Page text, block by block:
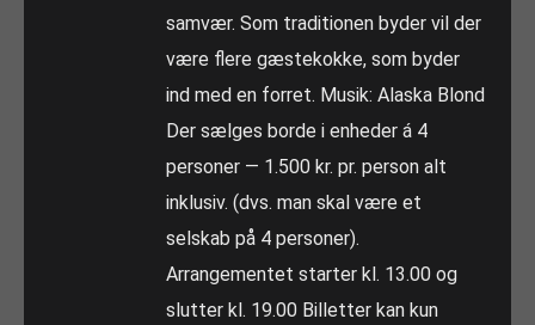
samvær. Som traditionen byder vil der
være flere gæstekokke, som byder
ind med en forret. Musik: Alaska Blond
Der sælges borde i enheder á 4
personer — 1.500 kr. pr. person alt
inklusiv. (dvs. man skal være et
selskab på 4 personer).
Arrangementet starter kl. 13.00 og
slutter kl. 19.00 Billetter kan kun